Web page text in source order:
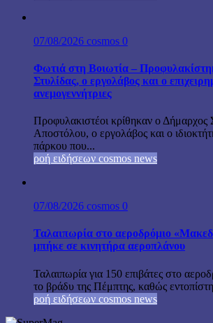
07/08/2026 cosmos 0
Φωτιά στη Βοιωτία –
Στυλίδας, ο εργολάβος και ο
ανεμογεννήτριες
Προφυλακιστέοι κρίθηκαν ο Δήμαρχος
Αποστόλου, ο εργολάβος και ο
πάρκου που...
ροή ειδήσεων cosmos news
07/08/2026 cosmos 0
Ταλαιπωρία στο αεροδρόμιο
μπήκε σε κινητήρα αεροπλάνου
Ταλαιπωρία για 150 επιβάτες στο
το βράδυ της Πέμπτης, καθώς
ροή ειδήσεων cosmos news